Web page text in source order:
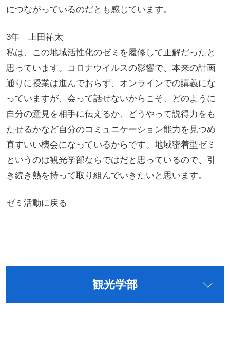
につながっているのだとも感じています。
3年 上田祐太
私は、この地域活性化のゼミを履修して正解だったと
思っています。コロナウイルスの影響で、本来の計画
通りに授業は進んでおらず、オンラインでの講義にな
っていますが、会って話せないからこそ、どのように
自分の意見を相手に伝えるか、どうやって説得力をも
たせるかなど自分のコミュニケーション能力を見つめ
直すいい機会になっているからです。地域密着型ゼミ
というのは観光学部ならではだと思っているので、引
き続き熱を持って取り組んでいきたいと思います。
ゼミ活動に戻る
観光学部